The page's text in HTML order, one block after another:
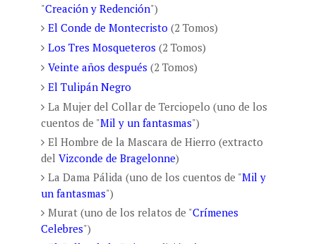
"Creación y Redención")
El Conde de Montecristo (2 Tomos)
Los Tres Mosqueteros (2 Tomos)
Veinte años después (2 Tomos)
El Tulipán Negro
La Mujer del Collar de Terciopelo (uno de los
cuentos de "Mil y un fantasmas")
El Hombre de la Mascara de Hierro (extracto
del Vizconde de Bragelonne)
La Dama Pálida (uno de los cuentos de "Mil y
un fantasmas")
Murat (uno de los relatos de "Crímenes
Celebres")